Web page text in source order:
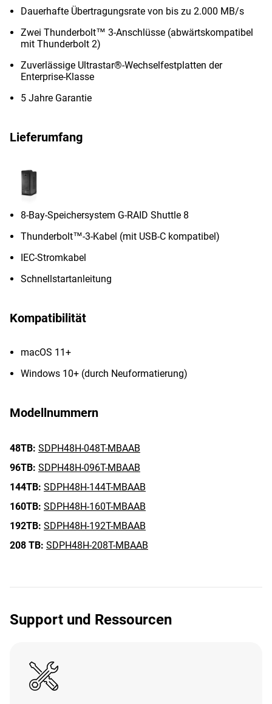
Dauerhafte Übertragungsrate von bis zu 2.000 MB/s
Zwei Thunderbolt™ 3-Anschlüsse (abwärtskompatibel
mit Thunderbolt 2)
Zuverlässige Ultrastar®-Wechselfestplatten der
Enterprise-Klasse
5 Jahre Garantie
Lieferumfang
8-Bay-Speichersystem G-RAID Shuttle 8
Thunderbolt™-3-Kabel (mit USB-C kompatibel)
IEC-Stromkabel
Schnellstartanleitung
Kompatibilität
macOS 11+
Windows 10+ (durch Neuformatierung)
Modellnummern
48TB: SDPH48H-048T-MBAAB
96TB: SDPH48H-096T-MBAAB
144TB: SDPH48H-144T-MBAAB
160TB: SDPH48H-160T-MBAAB
192TB: SDPH48H-192T-MBAAB
208 TB: SDPH48H-208T-MBAAB
Support und Ressourcen